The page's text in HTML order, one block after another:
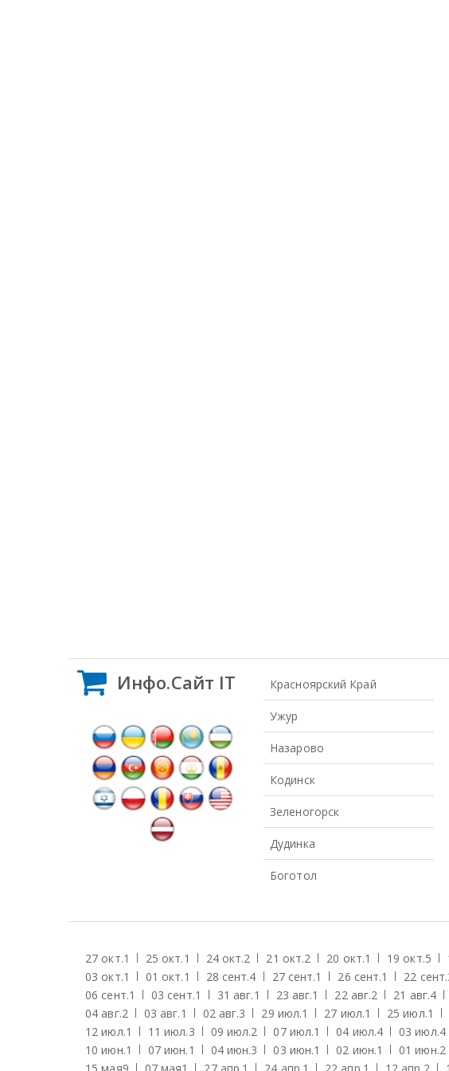
Инфо.Сайт IT Красноярский Край
Ужур
Назарово
Кодинск
Зеленогорск
Дудинка
Боготол
27 окт.1 25 окт.1 24 окт.2 21 окт.2 20 окт.1 19 окт.5
03 окт.1 01 окт.1 28 сент.4 27 сент.1 26 сент.1 22 сент.
06 сент.1 03 сент.1 31 авг.1 23 авг.1 22 авг.2 21 авг.4
04 авг.2 03 авг.1 02 авг.3 29 июл.1 27 июл.1 25 июл.1
12 июл.1 11 июл.3 09 июл.2 07 июл.1 04 июл.4 03 июл.4
10 июн.1 07 июн.1 04 июн.3 03 июн.1 02 июн.1 01 июн.2